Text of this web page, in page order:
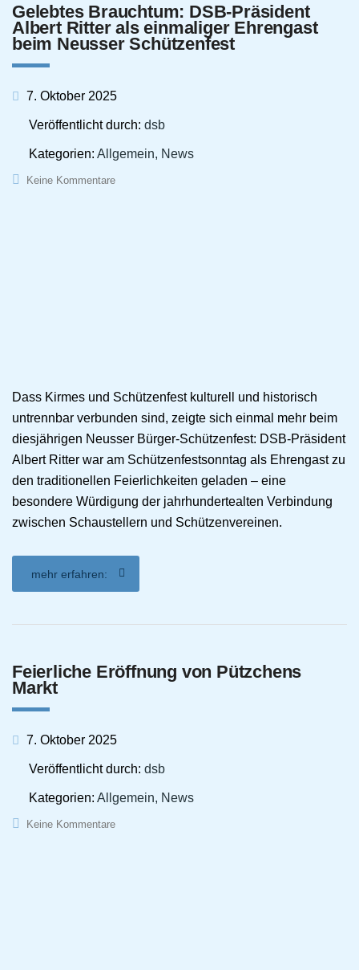
Gelebtes Brauchtum: DSB-Präsident
Albert Ritter als einmaliger Ehrengast
beim Neusser Schützenfest
7. Oktober 2025
Veröffentlicht durch: dsb
Kategorien: Allgemein, News
Keine Kommentare
Dass Kirmes und Schützenfest kulturell und historisch
untrennbar verbunden sind, zeigte sich einmal mehr beim
diesjährigen Neusser Bürger-Schützenfest: DSB-Präsident
Albert Ritter war am Schützenfestsonntag als Ehrengast zu
den traditionellen Feierlichkeiten geladen – eine
besondere Würdigung der jahrhundertealten Verbindung
zwischen Schaustellern und Schützenvereinen.
mehr erfahren:
Feierliche Eröffnung von Pützchens
Markt
7. Oktober 2025
Veröffentlicht durch: dsb
Kategorien: Allgemein, News
Keine Kommentare